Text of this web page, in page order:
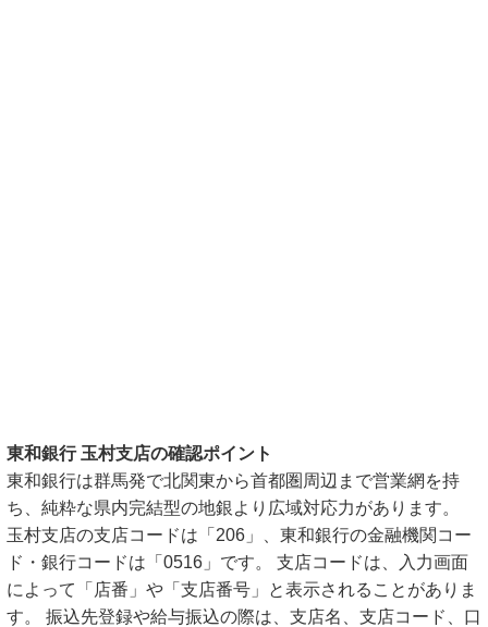
東和銀行 玉村支店の確認ポイント
東和銀行は群馬発で北関東から首都圏周辺まで営業網を持
ち、純粋な県内完結型の地銀より広域対応力があります。
玉村支店の支店コードは「206」、東和銀行の金融機関コー
ド・銀行コードは「0516」です。 支店コードは、入力画面
によって「店番」や「支店番号」と表示されることがありま
す。 振込先登録や給与振込の際は、支店名、支店コード、口